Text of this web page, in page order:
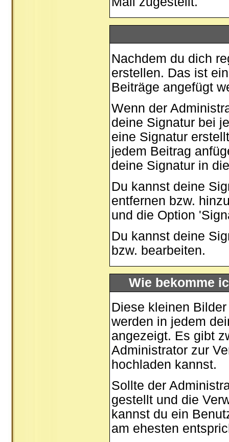
Nachdem du dich
erstellen. Das ist
Beiträge angefügt
Wenn der
deine Signatur bei
eine Signatur
jedem Beitrag
deine Signatur in
Du kannst deine
entfernen bzw.
und die Option
Du kannst deine
bzw. bearbeiten.
Wie bekomme
Diese kleinen
werden in jedem
angezeigt. Es gibt
Administrator zur
hochladen kannst.
Sollte der
gestellt und die
kannst du ein
am ehesten